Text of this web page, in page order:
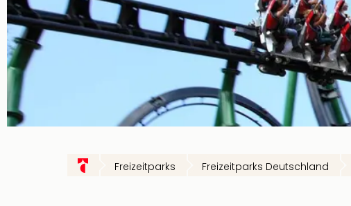
Freizeitparks Freizeitparks Deutschland